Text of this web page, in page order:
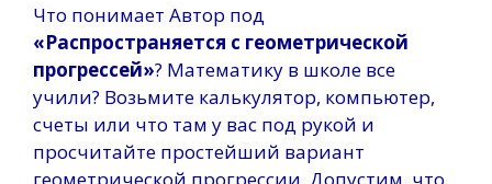
Что понимает Автор под
«Распространяется с геометрической
прогрессей»? Математику в школе все
учили? Возьмите калькулятор, компьютер,
счеты или что там у вас под рукой и
просчитайте простейший вариант